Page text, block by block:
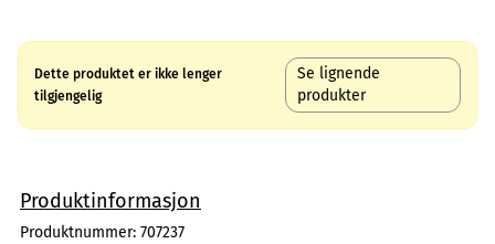
Dette produktet er ikke lenger
tilgjengelig
Se lignende
produkter
Produktinformasjon
Produktnummer: 707237